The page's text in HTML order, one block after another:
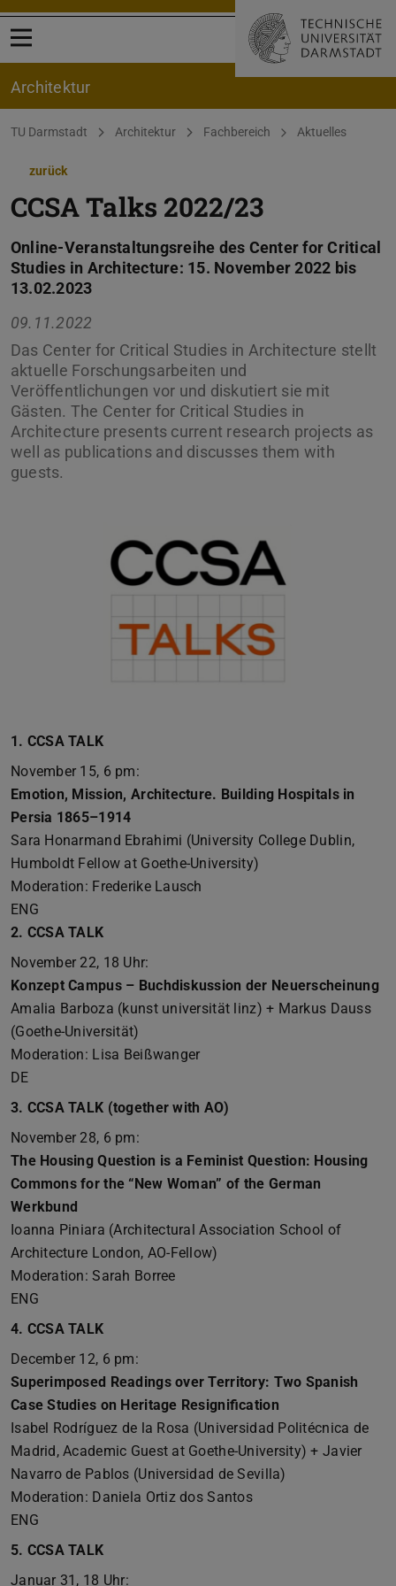
Menü öffnen
Architektur
Sie befinden sich hier:
TU Darmstadt Architektur Fachbereich Aktuelles
zurück
CCSA Talks 2022/23
Online-Veranstaltungsreihe des Center for Critical
Studies in Architecture: 15. November 2022 bis
13.02.2023
09.11.2022
Das Center for Critical Studies in Architecture stellt
aktuelle Forschungsarbeiten und
Veröffentlichungen vor und diskutiert sie mit
Gästen. The Center for Critical Studies in
Architecture presents current research projects as
well as publications and discusses them with
guests.
1. CCSA TALK
November 15, 6 pm:
Emotion, Mission, Architecture. Building Hospitals in
Persia 1865–1914
Sara Honarmand Ebrahimi (University College Dublin,
Humboldt Fellow at Goethe-University)
Moderation: Frederike Lausch
ENG
2. CCSA TALK
November 22, 18 Uhr:
Konzept Campus – Buchdiskussion der Neuerscheinung
Amalia Barboza (kunst universität linz) + Markus Dauss
(Goethe-Universität)
Moderation: Lisa Beißwanger
DE
3. CCSA TALK (together with AO)
November 28, 6 pm:
The Housing Question is a Feminist Question: Housing
Commons for the “New Woman” of the German
Werkbund
Ioanna Piniara (Architectural Association School of
Architecture London, AO-Fellow)
Moderation: Sarah Borree
ENG
4. CCSA TALK
December 12, 6 pm:
Superimposed Readings over Territory: Two Spanish
Case Studies on Heritage Resignification
Isabel Rodríguez de la Rosa (Universidad Politécnica de
Madrid, Academic Guest at Goethe-University) + Javier
Navarro de Pablos (Universidad de Sevilla)
Moderation: Daniela Ortiz dos Santos
ENG
5. CCSA TALK
Januar 31, 18 Uhr: